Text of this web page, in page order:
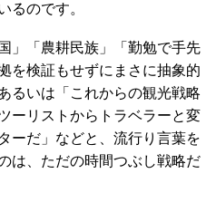
るのです。
」「農耕民族」「勤勉で手先
を検証もせずにまさに抽象的
るいは「これからの観光戦略
ーリストからトラベラーと変
ーだ」などと、流行り言葉を
は、ただの時間つぶし戦略だ